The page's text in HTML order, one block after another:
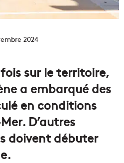
2024
sur le territoire,
a embarqué des
en conditions
D’autres
doivent débuter